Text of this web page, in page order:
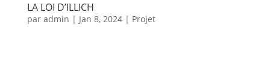
LA LOI D’ILLICH
par admin | Jan 8, 2024| Projet